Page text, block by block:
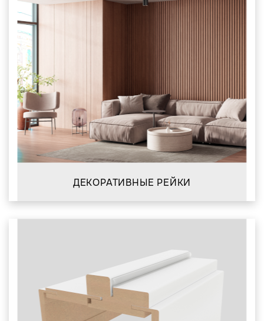
ДЕКОРАТИВНЫЕ РЕЙКИ